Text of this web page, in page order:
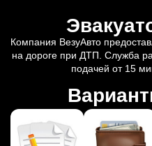
Компания ВезуАвто
на дороге при ДТП. Служба
подачей от 15